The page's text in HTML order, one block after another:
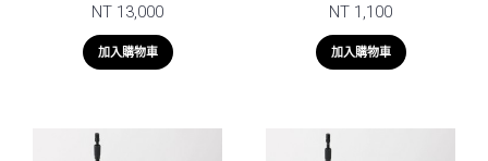
NT 13,000
加入購物車
NT 1,100
加入購物車